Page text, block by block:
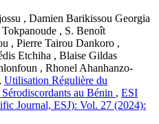
, Damien Barikissou Georgia
, S. Benoît
, Pierre Tairou Dankoro ,
Etchiha , Blaise Gildas
, Rhonel Ahanhanzo-
Utilisation Régulière du
au Bénin , ESI
Journal, ESJ): Vol. 27 (2024):